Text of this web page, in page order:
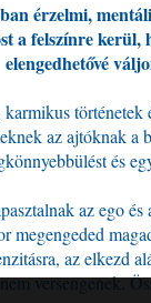
érzelmi,
a felszínre kerül,
elengedhetővé
történetek
az ajtóknak a
és
az ego
megengeded
az elkezd
versengenek.